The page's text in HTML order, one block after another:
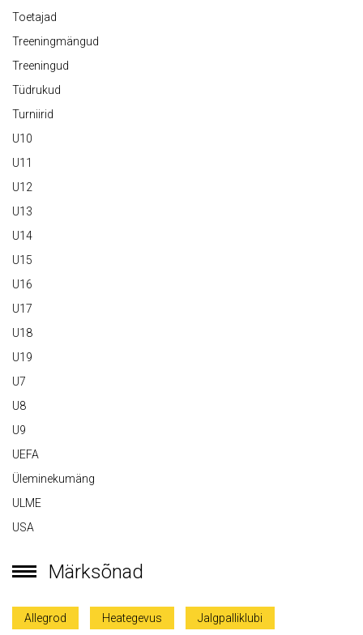
Toetajad
Treeningmängud
Treeningud
Tüdrukud
Turniirid
U10
U11
U12
U13
U14
U15
U16
U17
U18
U19
U7
U8
U9
UEFA
Üleminekumäng
ULME
USA
Märksõnad
Allegrod Heategevus Jalgpalliklubi